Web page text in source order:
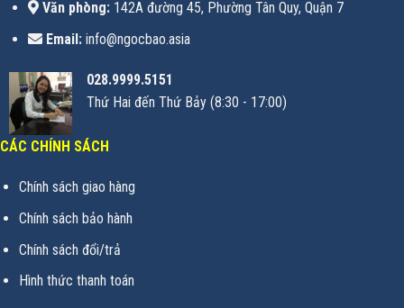
Văn phòng:142A đường 45, Phường Tân Quy, Quận 7
Email:info@ngocbao.asia
028.9999.5151
Thứ Hai đến Thứ Bảy (8:30 - 17:00)
CÁC CHÍNH SÁCH
Chính sách giao hàng
Chính sách bảo hành
Chính sách đổi/trả
Hình thức thanh toán